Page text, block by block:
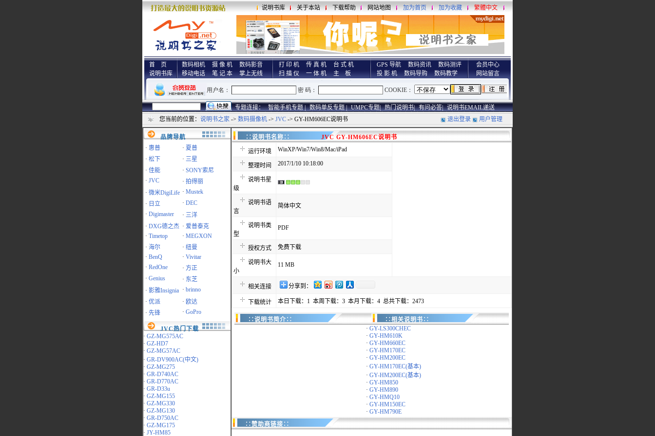
说明书库 关于本站 下载帮助 网站地图 加为首页 加为收藏 繁體中文
首 页
说明书库
数码相机 摄 像 机
数码影音
移动电话
笔 记 本 掌上无线
打 印 机 传 真 机
台 式 机
扫 描 仪
一 体 机 主 板
GPS 导航 数码资讯
数码测评
投 影 机
数码导购 数码教学
会员中心
网站留言
专题连接： 智能手机专题 | 数码单反专题 | UMPC专题| 热门说明书| 有问必答| 说明书EMAIL递送
您当前的位置： 说明书之家 -> 数码摄像机 -> JVC -> GY-HM606EC说明书 退出登录 用户管理
品牌导航
· 惠普 · 夏普
· 松下 · 三星
· 佳能 · SONY索尼
· JVC · 拍得丽
· 微米DigiLife · Mustek
· 日立 · DEC
· Digimaster · 三洋
· DXG德之杰 · 爱普泰克
· Timetop · MEGXON
· 海尔 · 纽曼
· BenQ · Vivitar
· RedOne · 方正
· Genius · 东芝
· 影雅Insignia · brinno
· 优派 · 欧达
· 先锋 · GoPro
JVC热门下载
· GZ-MG575AC
· GZ-HD7
· GZ-MG57AC
· GR-DV900AC(中文)
· GZ-MG275
· GR-D740AC
· GR-D770AC
· GR-D33u
· GZ-MG155
· GZ-MG330
· GZ-MG130
· GR-D750AC
· GZ-MG175
· JY-HM85
∷说明书名称∷ JVC GY-HM606EC说明书
运行环境 WinXP/Win7/Win8/Mac/iPad
整理时间 2017/1/10 10:18:00
说明书星
级
说明书语
言
简体中文
说明书类
型
PDF
授权方式 免费下载
说明书大
小
11 MB
相关连接 分享到：
下载统计 本日下载：1 本周下载：3 本月下载：4 总共下载：2473
∷说明书简介∷
∷相关说明书∷
· GY-LS300CHEC
· GY-HM610K
· GY-HM660EC
· GY-HM170EC
· GY-HM200EC
· GY-HM170EC(基本)
· GY-HM200EC(基本)
· GY-HM850
· GY-HM890
· GY-HMQ10
· GY-HM150EC
· GY-HM790E
∷赞助商链接∷